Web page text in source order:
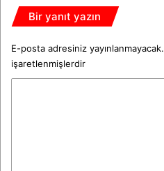
Bir yanıt yazın
E-posta adresiniz yayınlanmayacak.
işaretlenmişlerdir